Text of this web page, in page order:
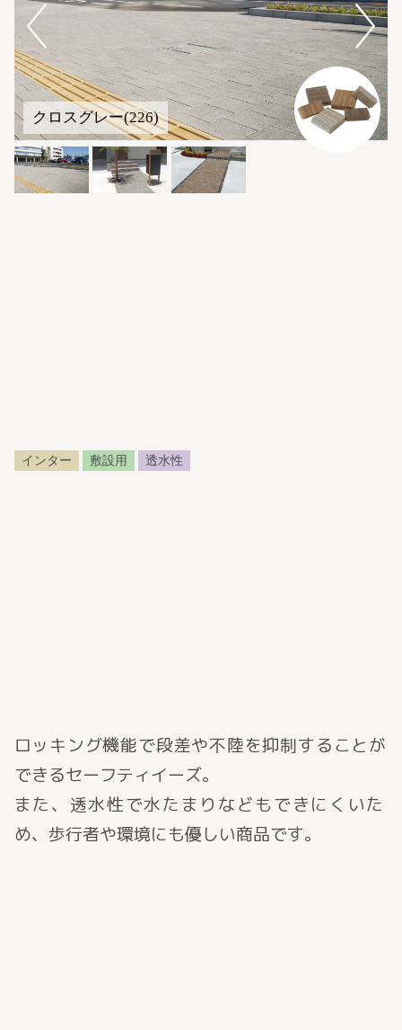
クロスグレー(226)
インター 敷設用 透水性
ロッキング機能で段差や不陸を抑制することが
できるセーフティイーズ。
また、透水性で水たまりなどもできにくいた
め、歩行者や環境にも優しい商品です。